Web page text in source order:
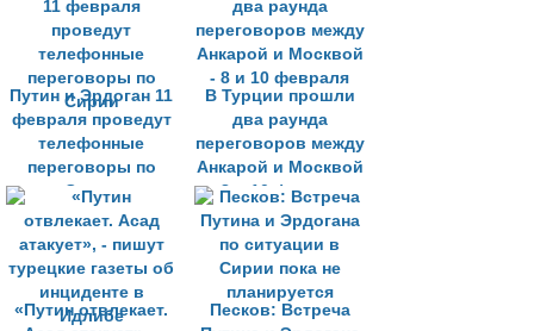
Путин и Эрдоган 11
февраля проведут
телефонные
переговоры по
Сирии
В Турции прошли
два раунда
переговоров между
Анкарой и Москвой
- 8 и 10 февраля
«Путин отвлекает.
Песков: Встреча